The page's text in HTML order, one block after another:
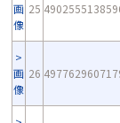
画
像
25
画
像
26